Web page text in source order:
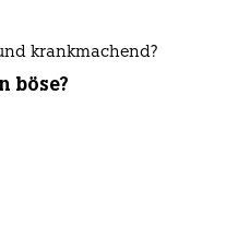
krankmachend?
böse?